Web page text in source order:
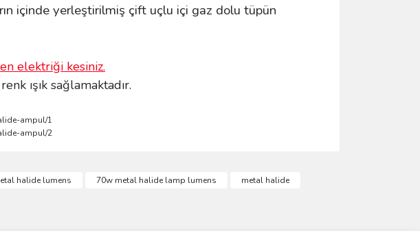
içinde yerleştirilmiş çift uçlu içi gaz dolu tüpün
elektriği kesiniz.
ışık sağlamaktadır.
halide lumens 70w metal halide lamp lumens
metal halide